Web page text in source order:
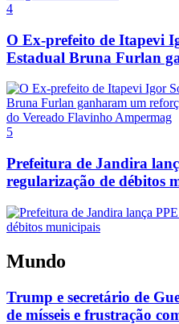
4
O Ex-prefeito de Itapevi
Estadual Bruna Furlan
5
Prefeitura de Jandira
regularização de débitos
Mundo
Trump e secretário de
de mísseis e frustração